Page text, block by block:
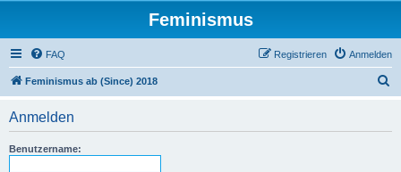
Feminismus
FAQ Anmelden
Registrieren
Feminismus ab (Since) 2018
Anmelden
Benutzername: